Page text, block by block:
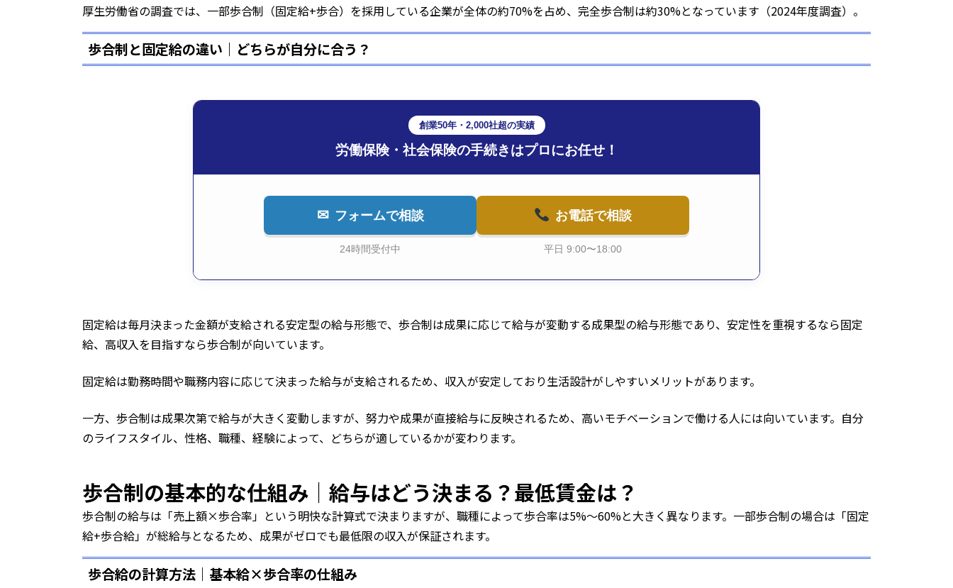
厚生労働省の調査では、一部歩合制（固定給+歩合）を採用している企業が全体の約70%を占め、完全歩合制は約30%となっています（2024年度調査）。
歩合制と固定給の違い｜どちらが自分に合う？
創業50年・2,000社超の実績
労働保険・社会保険の手続きはプロにお任せ！
✉ フォームで相談
24時間受付中
お電話で相談
平日 9:00〜18:00
固定給は毎月決まった金額が支給される安定型の給与形態で、歩合制は成果に応じて給与が変動する成果型の給与形態であり、安定性を重視するなら固定
給、高収入を目指すなら歩合制が向いています。
固定給は勤務時間や職務内容に応じて決まった給与が支給されるため、収入が安定しており生活設計がしやすいメリットがあります。
一方、歩合制は成果次第で給与が大きく変動しますが、努力や成果が直接給与に反映されるため、高いモチベーションで働ける人には向いています。自分
のライフスタイル、性格、職種、経験によって、どちらが適しているかが変わります。
歩合制の基本的な仕組み｜給与はどう決まる？最低賃金は？
歩合制の給与は「売上額×歩合率」という明快な計算式で決まりますが、職種によって歩合率は5%〜60%と大きく異なります。一部歩合制の場合は「固定
給+歩合給」が総給与となるため、成果がゼロでも最低限の収入が保証されます。
歩合給の計算方法｜基本給×歩合率の仕組み